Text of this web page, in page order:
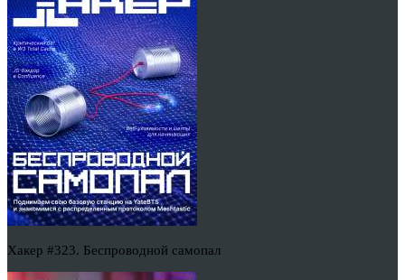
Хакер #323. Беспроводной самопал